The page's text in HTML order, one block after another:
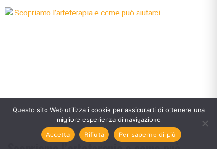
Questo sito Web utilizza i cookie per assicurarti di ottenere una
migliore esperienza di navigazione
Accetta
Rifiuta Per saperne di più